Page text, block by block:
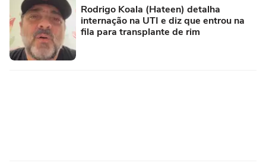
Rodrigo Koala (Hateen) detalha
internação na UTI e diz que entrou na
fila para transplante de rim